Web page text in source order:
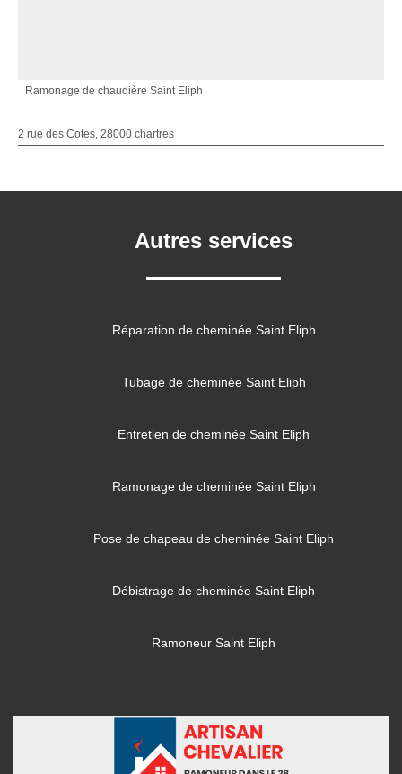
Ramonage de chaudière Saint Eliph
2 rue des Cotes, 28000 chartres
Autres services
Réparation de cheminée Saint Eliph
Tubage de cheminée Saint Eliph
Entretien de cheminée Saint Eliph
Ramonage de cheminée Saint Eliph
Pose de chapeau de cheminée Saint Eliph
Débistrage de cheminée Saint Eliph
Ramoneur Saint Eliph